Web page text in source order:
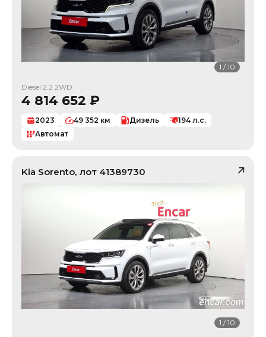
1 /10
Diesel 2.2 2WD
4 814 652 ₽
2023 49 352 км Дизель 194 л.с.
Автомат
Kia Sorento, лот 41389730
1 /10